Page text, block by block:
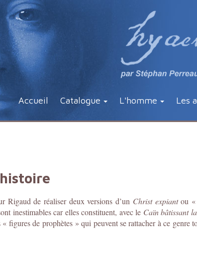
Accueil Catalogue L'homme Les
Rigaud de réaliser deux versions d’un Christ expiantou «
inestimables car elles constituent, avec le Caïn bâtissant
figures de prophètes » qui peuvent se rattacher à ce